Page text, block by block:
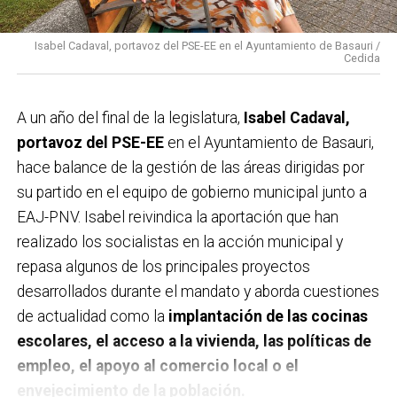
Isabel Cadaval, portavoz del PSE-EE en el Ayuntamiento de Basauri /
Cedida
A un año del final de la legislatura, Isabel Cadaval,
portavoz del PSE-EEen el Ayuntamiento de Basauri,
hace balance de la gestión de las áreas dirigidas por
su partido en el equipo de gobierno municipal junto a
EAJ-PNV. Isabel reivindica la aportación que han
realizado los socialistas en la acción municipal y
repasa algunos de los principales proyectos
desarrollados durante el mandato y aborda cuestiones
de actualidad como la implantación de las cocinas
escolares, el acceso a la vivienda, las políticas de
empleo, el apoyo al comercio local o el
envejecimiento de la población.